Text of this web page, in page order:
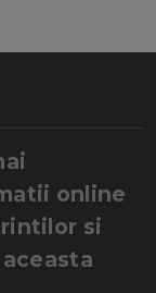
online
si